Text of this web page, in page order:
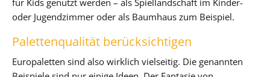
oder Jugendzimmer oder als Baumhaus zum Beispiel.
Palettenqualität berücksichtigen
Europaletten sind also wirklich vielseitig. Die genannten